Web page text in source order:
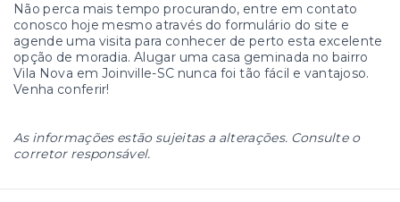
Não perca mais tempo procurando, entre em contato
conosco hoje mesmo através do formulário do site e
agende uma visita para conhecer de perto esta excelente
opção de moradia. Alugar uma casa geminada no bairro
Vila Nova em Joinville-SC nunca foi tão fácil e vantajoso.
Venha conferir!
As informações estão sujeitas a alterações. Consulte o
corretor responsável.